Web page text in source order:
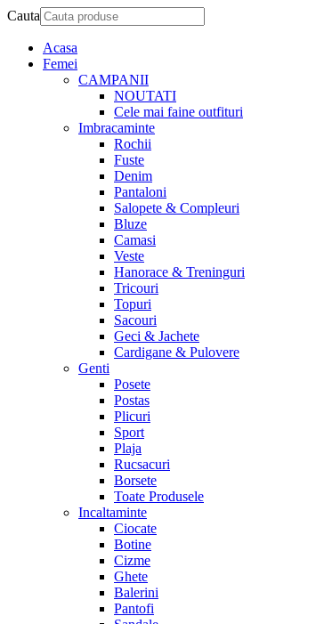
Cauta
Acasa
Femei
CAMPANII
NOUTATI
Cele mai faine outfituri
Imbracaminte
Rochii
Fuste
Denim
Pantaloni
Salopete & Compleuri
Bluze
Camasi
Veste
Hanorace & Treninguri
Tricouri
Topuri
Sacouri
Geci & Jachete
Cardigane & Pulovere
Genti
Posete
Postas
Plicuri
Sport
Plaja
Rucsacuri
Borsete
Toate Produsele
Incaltaminte
Ciocate
Botine
Cizme
Ghete
Balerini
Pantofi